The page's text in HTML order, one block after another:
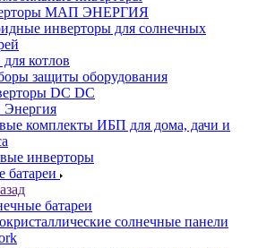
МАП ЭНЕРГИЯ
инверторы для солнечных
котлов
защиты оборудования
DC DC
комплекты ИБП для дома, дачи и
инверторы
батареи
батареи
солнечные панели